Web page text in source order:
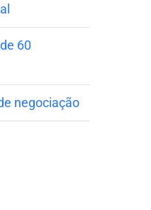
60
negociação